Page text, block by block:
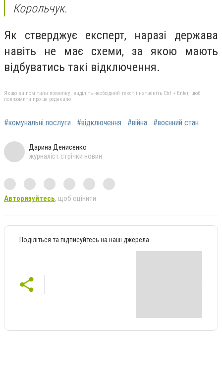
Корольчук.
Як стверджує експерт, наразі держава
навіть не має схеми, за якою мають
відбуватись такі відключення.
Якщо ви помітили помилку, виділіть необхідний текст і натисніть Ctrl + Enter, щоб
повідомити про це редакцію
#комунальні послуги #відключення #війна #воєнний стан
Дарина Денисенко
журналіст стрічки новин
Авторизуйтесь, щоб оцінити
Поділіться та підписуйтесь на наші джерела